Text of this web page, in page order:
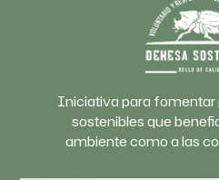
Iniciativa para fomentar
sostenibles que
ambiente como a las